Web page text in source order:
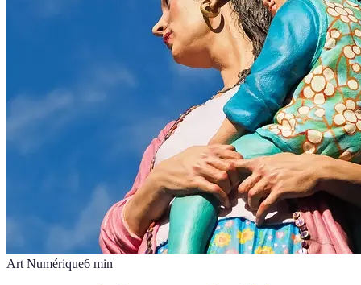
Art Numérique6 min